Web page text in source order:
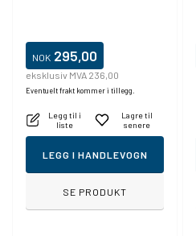
NOK 295,00
eksklusiv MVA 236,00
Eventuelt frakt kommer i tillegg.
Legg til i
liste
Lagre til
senere
LEGG I HANDLEVOGN
SE PRODUKT